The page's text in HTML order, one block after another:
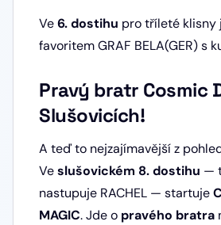
Ve6. dostihu pro tříleté klisny
favoritem GRAF BELA(GER) s
Pravý bratr Cosmic
Slušovicích!
A teď to nejzajímavější z
Veslušovickém 8. dostihu —
nastupuje RACHEL — startuje
MAGIC. Jde o pravého bratra